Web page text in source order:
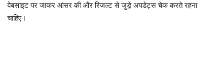
वेबसाइट पर जाकर आंसर की और रिजल्ट से जुड़े अपडेट्स चेक करते रहना
चाहिए।